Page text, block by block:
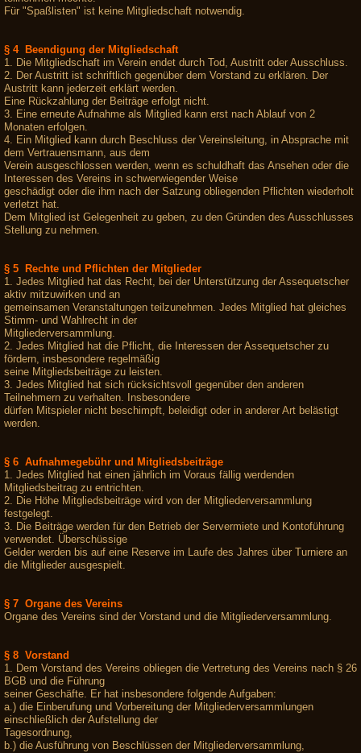
Für "Spaßlisten" ist keine Mitgliedschaft notwendig.
§ 4 Beendigung der Mitgliedschaft
1. Die Mitgliedschaft im Verein endet durch Tod, Austritt oder Ausschluss.
2. Der Austritt ist schriftlich gegenüber dem Vorstand zu erklären. Der
Austritt kann jederzeit erklärt werden.
Eine Rückzahlung der Beiträge erfolgt nicht.
3. Eine erneute Aufnahme als Mitglied kann erst nach Ablauf von 2
Monaten erfolgen.
4. Ein Mitglied kann durch Beschluss der Vereinsleitung, in Absprache mit
dem Vertrauensmann, aus dem
Verein ausgeschlossen werden, wenn es schuldhaft das Ansehen oder die
Interessen des Vereins in schwerwiegender Weise
geschädigt oder die ihm nach der Satzung obliegenden Pflichten wiederholt
verletzt hat.
Dem Mitglied ist Gelegenheit zu geben, zu den Gründen des Ausschlusses
Stellung zu nehmen.
§ 5 Rechte und Pflichten der Mitglieder
1. Jedes Mitglied hat das Recht, bei der Unterstützung der Assequetscher
aktiv mitzuwirken und an
gemeinsamen Veranstaltungen teilzunehmen. Jedes Mitglied hat gleiches
Stimm- und Wahlrecht in der
Mitgliederversammlung.
2. Jedes Mitglied hat die Pflicht, die Interessen der Assequetscher zu
fördern, insbesondere regelmäßig
seine Mitgliedsbeiträge zu leisten.
3. Jedes Mitglied hat sich rücksichtsvoll gegenüber den anderen
Teilnehmern zu verhalten. Insbesondere
dürfen Mitspieler nicht beschimpft, beleidigt oder in anderer Art belästigt
werden.
§ 6 Aufnahmegebühr und Mitgliedsbeiträge
1. Jedes Mitglied hat einen jährlich im Voraus fällig werdenden
Mitgliedsbeitrag zu entrichten.
2. Die Höhe Mitgliedsbeiträge wird von der Mitgliederversammlung
festgelegt.
3. Die Beiträge werden für den Betrieb der Servermiete und Kontoführung
verwendet. Überschüssige
Gelder werden bis auf eine Reserve im Laufe des Jahres über Turniere an
die Mitglieder ausgespielt.
§ 7 Organe des Vereins
Organe des Vereins sind der Vorstand und die Mitgliederversammlung.
§ 8 Vorstand
1. Dem Vorstand des Vereins obliegen die Vertretung des Vereins nach § 26
BGB und die Führung
seiner Geschäfte. Er hat insbesondere folgende Aufgaben:
a.) die Einberufung und Vorbereitung der Mitgliederversammlungen
einschließlich der Aufstellung der
Tagesordnung,
b.) die Ausführung von Beschlüssen der Mitgliederversammlung,